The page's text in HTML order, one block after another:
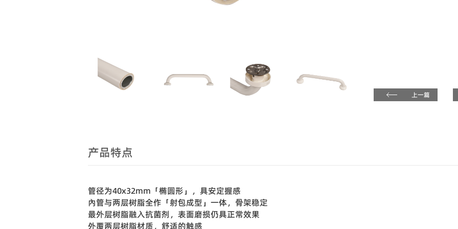
上一篇
产品特点
管径为40x32mm「椭圆形」，具安定握感
內管与两层树脂全作「射包成型」一体，骨架稳定
最外层树脂融入抗菌剂，表面磨损仍具正常效果
外覆两层树脂材质，舒适的触感